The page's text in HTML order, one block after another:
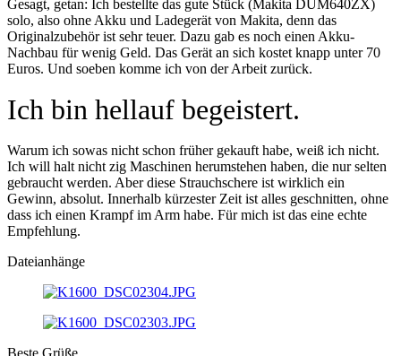
Gesagt, getan: Ich bestellte das gute Stück (Makita DUM640ZX)
solo, also ohne Akku und Ladegerät von Makita, denn das
Originalzubehör ist sehr teuer. Dazu gab es noch einen Akku-
Nachbau für wenig Geld. Das Gerät an sich kostet knapp unter 70
Euros. Und soeben komme ich von der Arbeit zurück.
Ich bin hellauf begeistert.
Warum ich sowas nicht schon früher gekauft habe, weiß ich nicht.
Ich will halt nicht zig Maschinen herumstehen haben, die nur selten
gebraucht werden. Aber diese Strauchschere ist wirklich ein
Gewinn, absolut. Innerhalb kürzester Zeit ist alles geschnitten, ohne
dass ich einen Krampf im Arm habe. Für mich ist das eine echte
Empfehlung.
Dateianhänge
Beste Grüße